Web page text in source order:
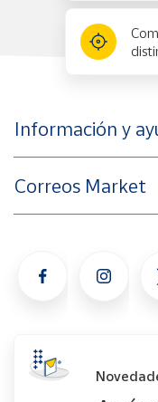
Información y
Correos Market